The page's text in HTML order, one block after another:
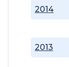
2013
2014